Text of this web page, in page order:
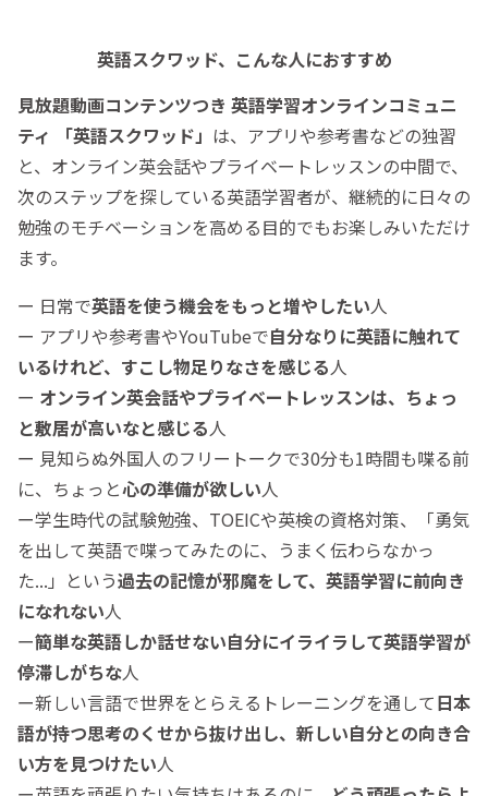
英語スクワッド、こんな人におすすめ
見放題動画コンテンツつき 英語学習オンラインコミュニ
ティ 「英語スクワッド」 は、アプリや参考書などの独習
と、オンライン英会話やプライベートレッスンの中間で、
次のステップを探している英語学習者が、継続的に日々の
勉強のモチベーションを高める目的でもお楽しみいただけ
ます。
ー 日常で英語を使う機会をもっと増やしたい人
ー アプリや参考書やYouTubeで自分なりに英語に触れて
いるけれど、すこし物足りなさを感じる人
ー オンライン英会話やプライベートレッスンは、ちょっ
と敷居が高いなと感じる人
ー 見知らぬ外国人のフリートークで30分も1時間も喋る前
に、ちょっと心の準備が欲しい人
ー学生時代の試験勉強、TOEICや英検の資格対策、「勇気
を出して英語で喋ってみたのに、うまく伝わらなかっ
た...」という過去の記憶が邪魔をして、英語学習に前向き
になれない人
ー簡単な英語しか話せない自分にイライラして英語学習が
停滞しがちな人
ー新しい言語で世界をとらえるトレーニングを通して日本
語が持つ思考のくせから抜け出し、新しい自分との向き合
い方を見つけたい人